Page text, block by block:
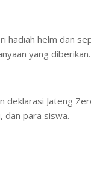
hadiah helm dan
yang diberikan.
deklarasi Jateng
dan para siswa.